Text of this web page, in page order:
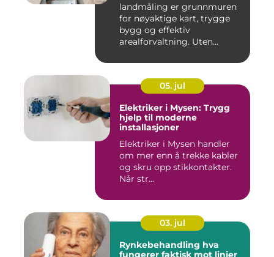
landmåling er grunnmuren
for nøyaktige kart, trygge
bygg og effektiv
arealforvaltning. Uten
05. jul
Elektriker i Mysen: Trygg
hjelp til moderne
installasjoner
Elektriker i Mysen handler
om mer enn å trekke kabler
og skru opp stikkontakter.
Når str...
03. jul
Rynkebehandling hva
fungerer faktisk mot linjer